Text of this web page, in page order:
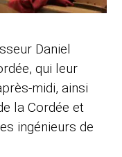
Daniel
qui leur
midi, ainsi
la Cordée et
ingénieurs de